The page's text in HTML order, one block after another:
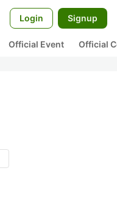
Login Signup
Official Event Official